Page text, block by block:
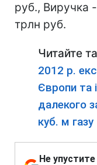
руб., Виручка
трлн руб.
Читайте
2012 р.
Європи та
далекого
куб. м газу
Не